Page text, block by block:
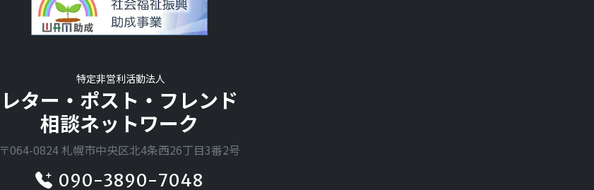
特定非営利活動法人
レター・ポスト・フレンド
相談ネットワーク
〒064-0824 札幌市中央区北4条西26丁目3番2号
090-3890-7048